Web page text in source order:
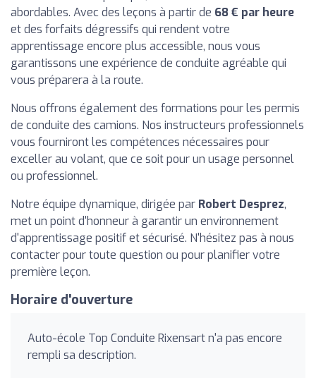
abordables. Avec des leçons à partir de 68 € par heure
et des forfaits dégressifs qui rendent votre
apprentissage encore plus accessible, nous vous
garantissons une expérience de conduite agréable qui
vous préparera à la route.
Nous offrons également des formations pour les permis
de conduite des camions. Nos instructeurs professionnels
vous fourniront les compétences nécessaires pour
exceller au volant, que ce soit pour un usage personnel
ou professionnel.
Notre équipe dynamique, dirigée par Robert Desprez,
met un point d'honneur à garantir un environnement
d'apprentissage positif et sécurisé. N'hésitez pas à nous
contacter pour toute question ou pour planifier votre
première leçon.
Horaire d'ouverture
Auto-école Top Conduite Rixensart n'a pas encore
rempli sa description.